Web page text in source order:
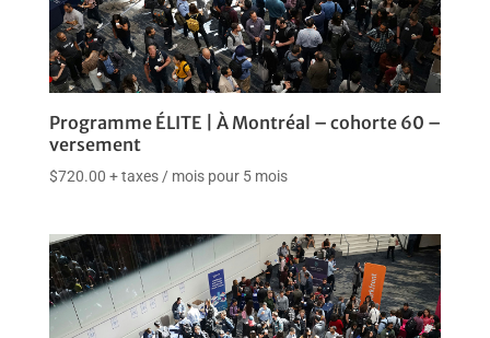
Programme ÉLITE | À Montréal – cohorte 60 –
versement
$720.00 + taxes / mois pour 5 mois